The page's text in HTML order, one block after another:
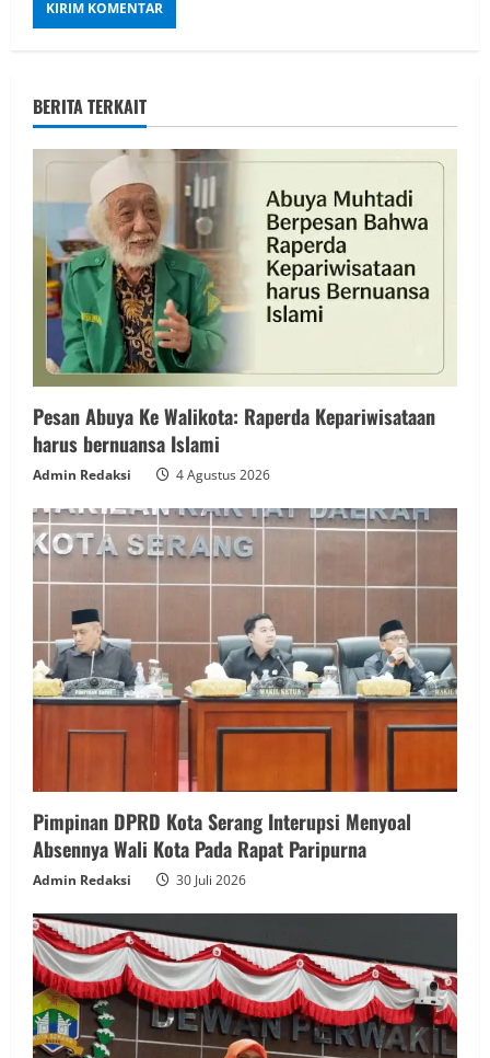
BERITA TERKAIT
Pesan Abuya Ke Walikota: Raperda Kepariwisataan
harus bernuansa Islami
Admin Redaksi 4 Agustus 2026
Pimpinan DPRD Kota Serang Interupsi Menyoal
Absennya Wali Kota Pada Rapat Paripurna
Admin Redaksi 30 Juli 2026